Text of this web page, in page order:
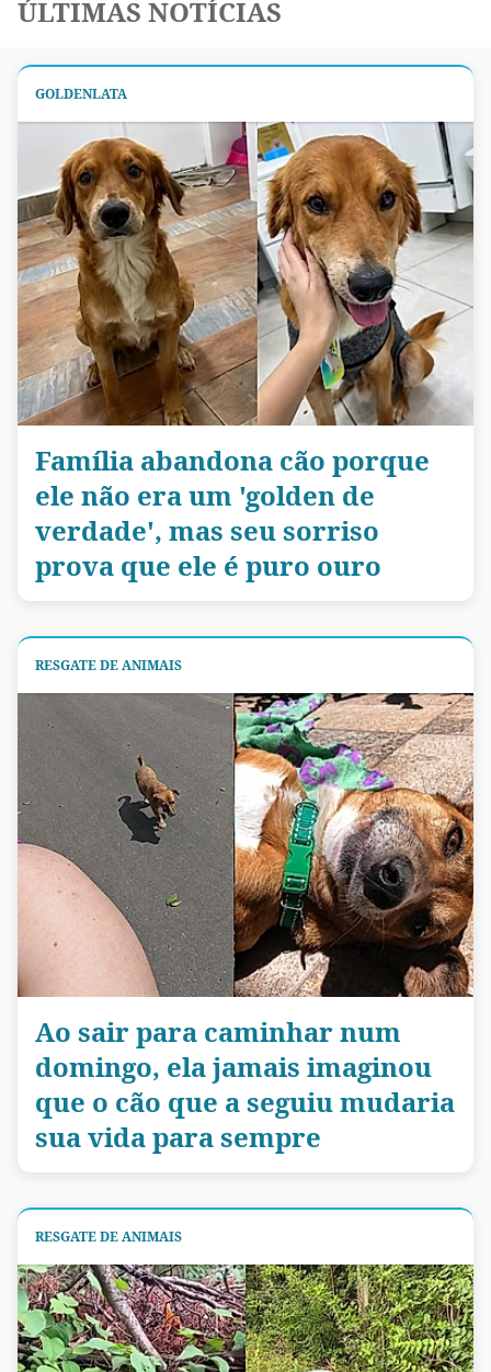
ÚLTIMAS NOTÍCIAS
GOLDENLATA
Família abandona cão porque
ele não era um 'golden de
verdade', mas seu sorriso
prova que ele é puro ouro
RESGATE DE ANIMAIS
Ao sair para caminhar num
domingo, ela jamais imaginou
que o cão que a seguiu mudaria
sua vida para sempre
RESGATE DE ANIMAIS